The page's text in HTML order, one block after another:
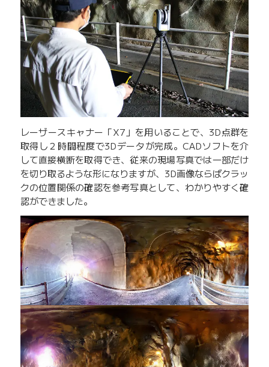
レーザースキャナー「X7」を用いることで、3D点群を
取得し２時間程度で3Dデータが完成。CADソフトを介
して直接横断を取得でき、従来の現場写真では一部だけ
を切り取るような形になりますが、3D画像ならばクラッ
クの位置関係の確認を参考写真として、わかりやすく確
認ができました。